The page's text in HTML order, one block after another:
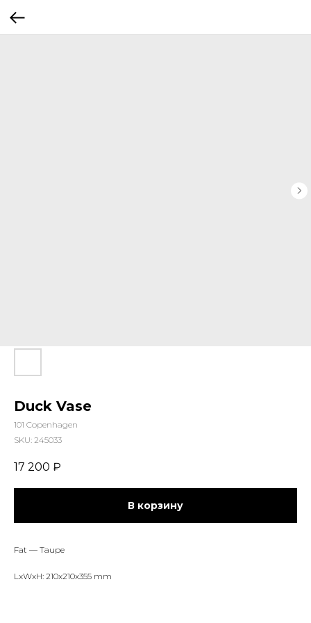
Duck Vase
101 Copenhagen
SKU: 245033
17 200 ₽
В корзину
Fat — Taupe
LxWxH: 210x210x355 mm